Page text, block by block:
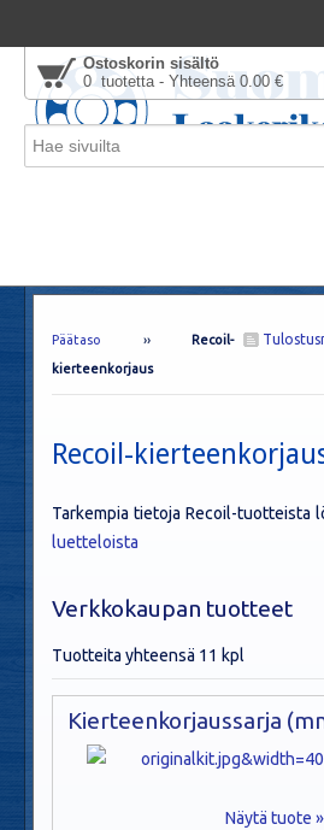
Ostoskorin sisältö
0 tuotetta - Yhteensä 0.00 €
Päätaso ›› Recoil-
kierteenkorjaus
Recoil-
Tarkempia tietoja Recoil-tuotteista
luetteloista
Verkkokaupan tuotteet
Tuotteita yhteensä 11 kpl
Kierteenkorjaussarja
Näytä tuote »